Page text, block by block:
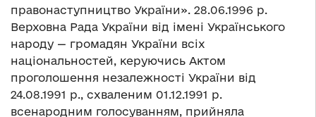
правонаступництво України». 28.06.1996 р.
Верховна Рада України від імені Українського
народу — громадян України всіх
національностей, керуючись Актом
проголошення незалежності України від
24.08.1991 р., схваленим 01.12.1991 р.
всенародним голосуванням, прийняла